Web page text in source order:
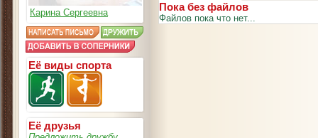
Карина Сергеевна
Её виды спорта
Её друзья
Пока без файлов
Файлов пока что нет...